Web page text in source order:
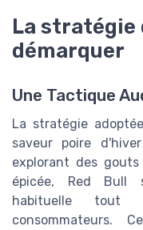
La stratégie
démarquer
Une Tactique
La stratégie
saveur poire
explorant des gouts
épicée, Red Bull
habituelle tout
consommateurs.